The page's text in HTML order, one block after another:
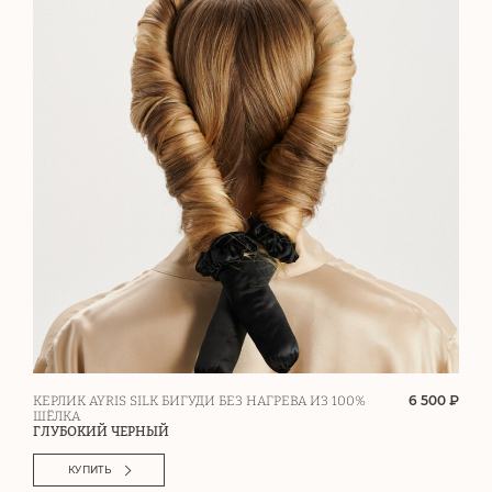
КЕРЛИК AYRIS SILK БИГУДИ БЕЗ НАГРЕВА ИЗ 100%
ШЁЛКА
ГЛУБОКИЙ ЧЕРНЫЙ
6 500 ₽
КУПИТЬ